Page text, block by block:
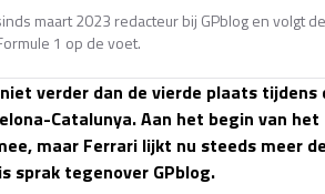
maart 2023 redacteur bij GPblog en volgt
1 op de voet.
verder dan de vierde plaats
Catalunya. Aan het begin van
maar Ferrari lijkt nu steeds meer
sprak tegenover GPblog.